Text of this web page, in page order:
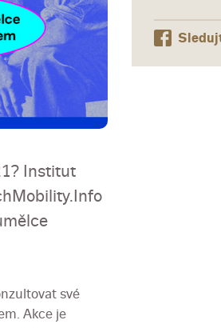
Institut
své
Akce je